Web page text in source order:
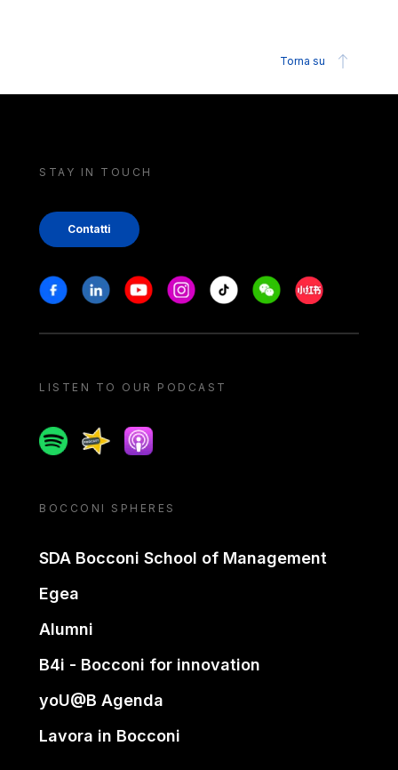
Torna su
STAY IN TOUCH
Contatti
Stay in touch
FacebookLinkedinYoutubeInstagram
Tiktok WeechatXiaohongshu/
LISTEN TO OUR PODCAST
SpotifySpreakerApple podcast
BOCCONI SPHERES
SDA Bocconi School of Management
Egea
Alumni
B4i - Bocconi for innovation
yoU@B Agenda
Lavora in Bocconi